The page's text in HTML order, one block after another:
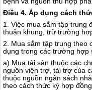
Điều 4. Áp dụng cách thứ
1. Việc mua sắm tập trung
thuận khung, trừ trường
2. Mua sắm tập trung theo
dụng trong các trường hợp
a) Mua tài sản thuộc các
nguồn viện trợ, tài trợ của
thuộc nguồn ngân sách
theo cách thức ký hợp